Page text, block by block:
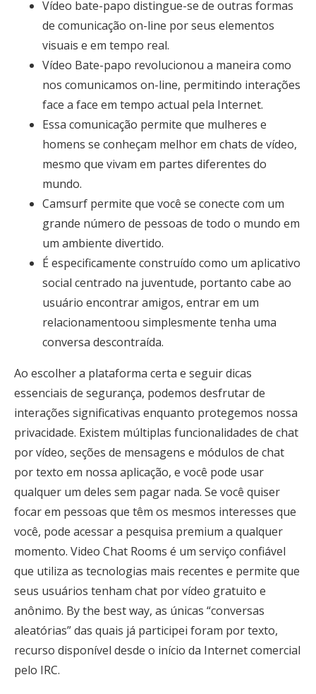
Vídeo bate-papo distingue-se de outras formas
de comunicação on-line por seus elementos
visuais e em tempo real.
Vídeo Bate-papo revolucionou a maneira como
nos comunicamos on-line, permitindo interações
face a face em tempo actual pela Internet.
Essa comunicação permite que mulheres e
homens se conheçam melhor em chats de vídeo,
mesmo que vivam em partes diferentes do
mundo.
Camsurf permite que você se conecte com um
grande número de pessoas de todo o mundo em
um ambiente divertido.
É especificamente construído como um aplicativo
social centrado na juventude, portanto cabe ao
usuário encontrar amigos, entrar em um
relacionamentoou simplesmente tenha uma
conversa descontraída.
Ao escolher a plataforma certa e seguir dicas
essenciais de segurança, podemos desfrutar de
interações significativas enquanto protegemos nossa
privacidade. Existem múltiplas funcionalidades de chat
por vídeo, seções de mensagens e módulos de chat
por texto em nossa aplicação, e você pode usar
qualquer um deles sem pagar nada. Se você quiser
focar em pessoas que têm os mesmos interesses que
você, pode acessar a pesquisa premium a qualquer
momento. Video Chat Rooms é um serviço confiável
que utiliza as tecnologias mais recentes e permite que
seus usuários tenham chat por vídeo gratuito e
anônimo. By the best way, as únicas “conversas
aleatórias” das quais já participei foram por texto,
recurso disponível desde o início da Internet comercial
pelo IRC.